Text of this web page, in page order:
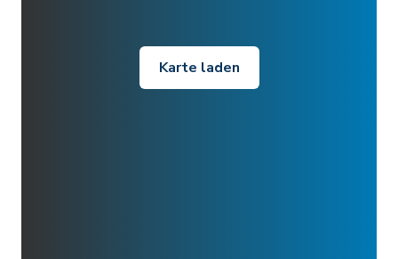
Karte laden